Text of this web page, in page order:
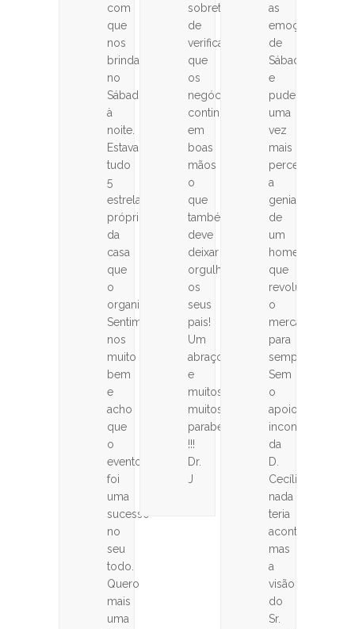
com
que
nos
brindaram
no
Sábado
à
noite.
Estava
tudo
5
estrelas,
próprio
da
casa
que
o
organizou.
Sentimo-
nos
muito
bem
e
acho
que
o
evento
foi
uma
sucesso
no
seu
todo.
Quero
mais
uma
sobretudo
de
verificar
que
os
negócios
continuam
em
boas
mãos
o
que
também
deve
deixar
orgulhosos
os
seus
pais!
Um
abraço
e
muitos
muitos
parabéns
!!!
Dr.
J
as
emoções
de
Sábado
e
pude
uma
vez
mais
perceber
a
genialidade
de
um
homem
que
revolucionou
o
mercado
para
sempre.
Sem
o
apoio
incondicional
da
D.
Cecília
nada
teria
acontecido,
mas
a
visão
do
Sr.